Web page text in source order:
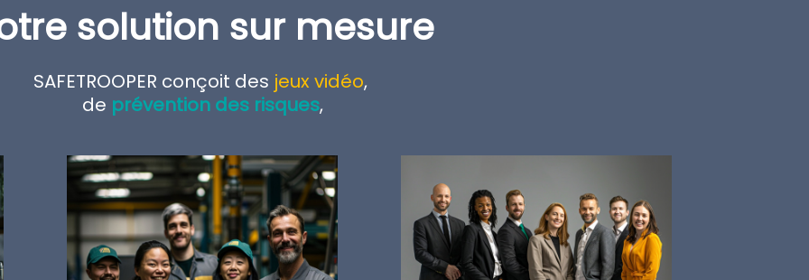
solution sur mesure
SAFETROOPER conçoit des jeux vidéo,
de prévention des risques,